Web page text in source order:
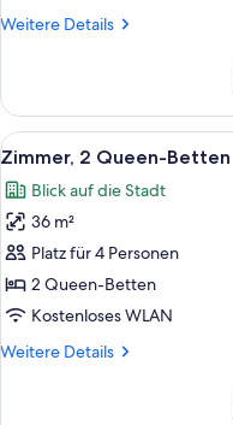
(Regency
anzeigen
Weitere Details
Weitere
Room,
King
(Regency
Club
Breakfast)
Alle
Fotos
für
Zimmer,
2 Queen-
Betten
anzeigen
25
Zimmer, 2 Queen-Betten
Blick auf die Stadt
36 m²
Platz für 4 Personen
2 Queen-Betten
Kostenloses WLAN
Weitere Details
Weitere